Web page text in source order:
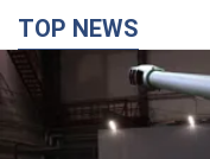
TOP NEWS